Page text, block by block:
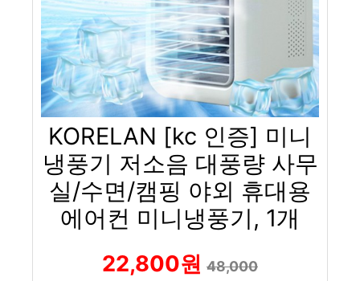
KORELAN [kc 인증] 미니
냉풍기 저소음 대풍량 사무
실/수면/캠핑 야외 휴대용
에어컨 미니냉풍기, 1개
22,800원 48,000